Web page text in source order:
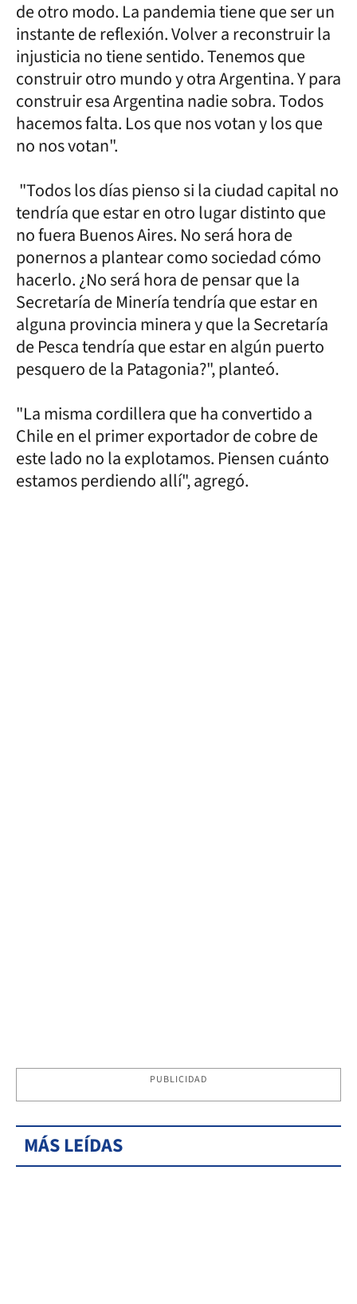
de otro modo. La pandemia tiene que ser un
instante de reflexión. Volver a reconstruir la
injusticia no tiene sentido. Tenemos que
construir otro mundo y otra Argentina. Y para
construir esa Argentina nadie sobra. Todos
hacemos falta. Los que nos votan y los que
no nos votan".
"Todos los días pienso si la ciudad capital no
tendría que estar en otro lugar distinto que
no fuera Buenos Aires. No será hora de
ponernos a plantear como sociedad cómo
hacerlo. ¿No será hora de pensar que la
Secretaría de Minería tendría que estar en
alguna provincia minera y que la Secretaría
de Pesca tendría que estar en algún puerto
pesquero de la Patagonia?", planteó.
"La misma cordillera que ha convertido a
Chile en el primer exportador de cobre de
este lado no la explotamos. Piensen cuánto
estamos perdiendo allí", agregó.
PUBLICIDAD
MÁS LEÍDAS